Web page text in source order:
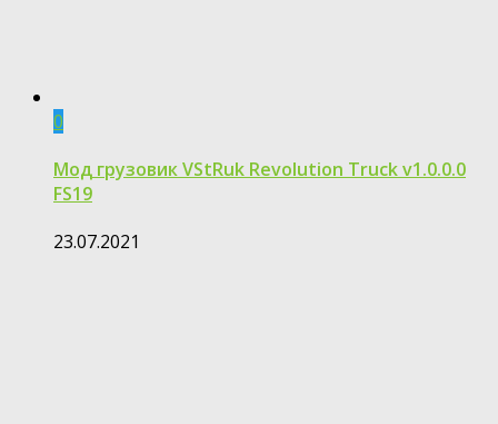
0
Мод грузовик VStRuk Revolution Truck v1.0.0.0
FS19
23.07.2021